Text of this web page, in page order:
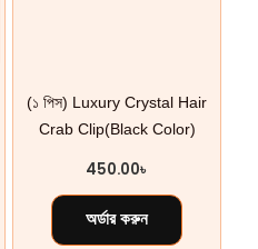
(১ পিস) Luxury Crystal Hair
Crab Clip(Black Color)
450.00৳
অর্ডার করুন